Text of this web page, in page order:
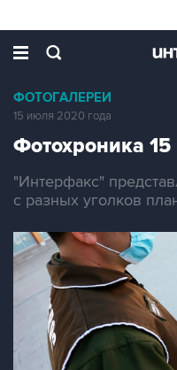
ФОТОГАЛЕРЕИ
15 июля 2020 года
Фотохроника
"Интерфакс"
с разных уголков